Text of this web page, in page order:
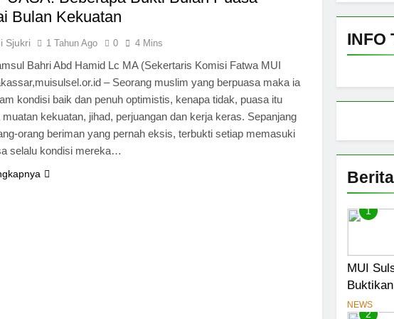
Ada, Bolehkah Dibeli? MUI Sulsel Jelaskan Batas Kaidah Darurat
IX MUI Sulsel Bangun Sinergi dengan PT Semen Tonasa
SUMUR ZAMZAM, NISCAYA KAMU AKAN TERKENAL (Ketika Sensasi
Bangun Kolaborasi dengan UNM, Pencerahan Kalbu Mahasiswa Jadi
Bulan Kekuatan
Sjukri 1 Tahun Ago 0 4 Mins
Bahri Abd Hamid Lc MA (Sekertaris Komisi Fatwa MUI
– Seorang muslim yang berpuasa maka ia
kondisi baik dan penuh optimistis, kenapa tidak, puasa itu
kekuatan, jihad, perjuangan dan kerja keras. Sepanjang
orang beriman yang pernah eksis, terbukti setiap memasuki
selalu kondisi mereka…
INFO
1
MUI
Seremoni
NEWS
2